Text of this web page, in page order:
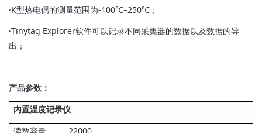
·K型热电偶的测量范围为-100℃–250℃；
·Tinytag Explorer软件可以记录不同采集器的数据以及数据的导
出；
产品参数：
内置温度记录仪